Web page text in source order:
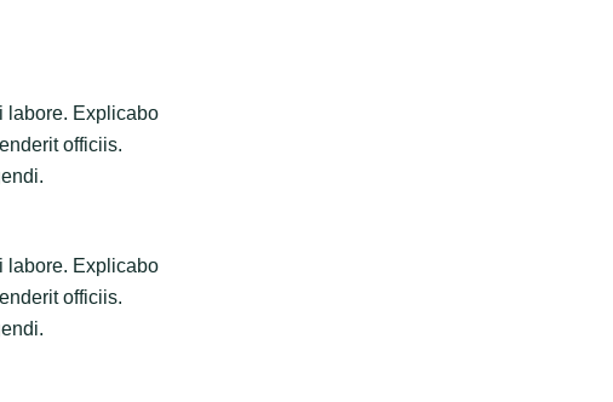
labore. Explicabo
officiis.
labore. Explicabo
officiis.